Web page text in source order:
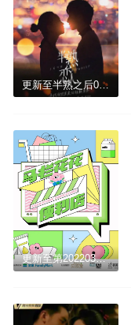
更新至半熟之后0323
更新至第20220308期